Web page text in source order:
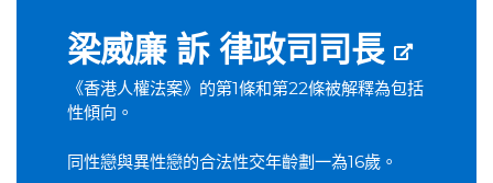
梁威廉 訴 律政司司長
《香港人權法案》的第1條和第22條被解釋為包括
性傾向。
同性戀與異性戀的合法性交年齡劃一為16歲。